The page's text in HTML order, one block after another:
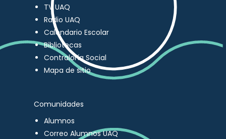
TV UAQ
Radio UAQ
Calendario Escolar
Bibliotecas
Contraloría Social
Mapa de sitio
Comunidades
Alumnos
Correo Alumnos UAQ